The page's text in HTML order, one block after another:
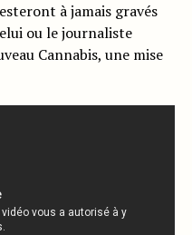
à jamais gravés
ou le journaliste
Cannabis, une mise